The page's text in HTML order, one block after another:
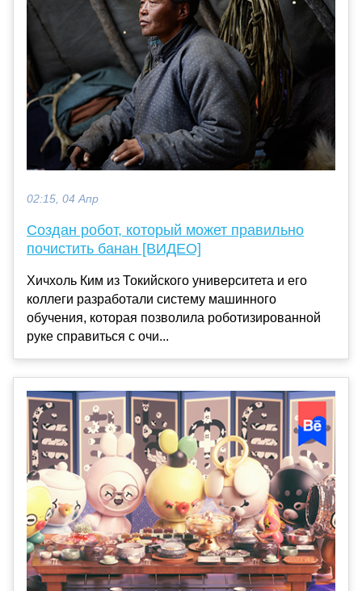
02:15, 04 Апр
Создан робот, который может правильно
почистить банан [ВИДЕО]
Хичхоль Ким из Токийского университета и его
коллеги разработали систему машинного
обучения, которая позволила роботизированной
руке справиться с очи...